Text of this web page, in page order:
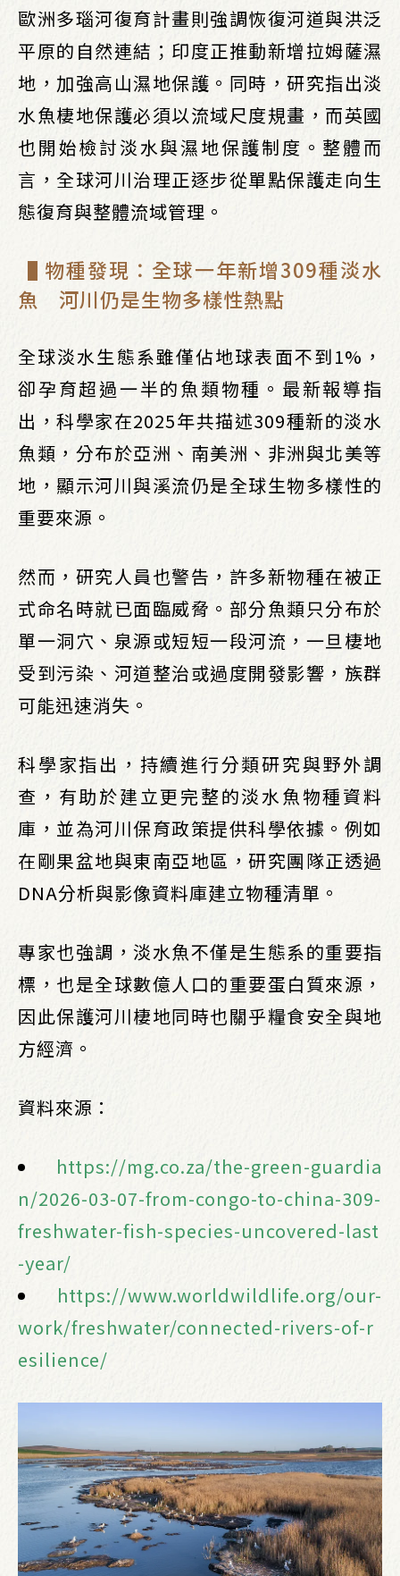
歐洲多瑙河復育計畫則強調恢復河道與洪泛
平原的自然連結；印度正推動新增拉姆薩濕
地，加強高山濕地保護。同時，研究指出淡
水魚棲地保護必須以流域尺度規畫，而英國
也開始檢討淡水與濕地保護制度。整體而
言，全球河川治理正逐步從單點保護走向生
態復育與整體流域管理。
▐ 物種發現：全球一年新增309種淡水
魚 河川仍是生物多樣性熱點
全球淡水生態系雖僅佔地球表面不到1%，
卻孕育超過一半的魚類物種。最新報導指
出，科學家在2025年共描述309種新的淡水
魚類，分布於亞洲、南美洲、非洲與北美等
地，顯示河川與溪流仍是全球生物多樣性的
重要來源。
然而，研究人員也警告，許多新物種在被正
式命名時就已面臨威脅。部分魚類只分布於
單一洞穴、泉源或短短一段河流，一旦棲地
受到污染、河道整治或過度開發影響，族群
可能迅速消失。
科學家指出，持續進行分類研究與野外調
查，有助於建立更完整的淡水魚物種資料
庫，並為河川保育政策提供科學依據。例如
在剛果盆地與東南亞地區，研究團隊正透過
DNA分析與影像資料庫建立物種清單。
專家也強調，淡水魚不僅是生態系的重要指
標，也是全球數億人口的重要蛋白質來源，
因此保護河川棲地同時也關乎糧食安全與地
方經濟。
資料來源：
https://mg.co.za/the-green-guardia
n/2026-03-07-from-congo-to-china-309-
freshwater-fish-species-uncovered-last
-year/
https://www.worldwildlife.org/our-
work/freshwater/connected-rivers-of-r
esilience/